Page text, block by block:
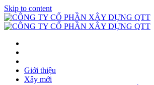
Skip to content
Giới thiệu
Xây mới